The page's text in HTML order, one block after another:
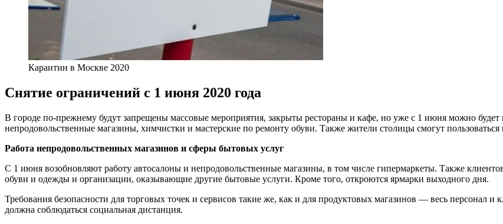
Карантин в Москве 2020
Снятие ограничений с 1 июня 2020 года
В городе по-прежнему будут запрещены массовые мероприятия, закрыты рестораны и кафе, но уже с 1 июня можно будет
непродовольственные магазины, химчистки и мастерские по ремонту обуви. Также жители столицы смогут пользоваться
Работа непродовольственных магазинов и сферы бытовых услуг
С 1 июня возобновляют работу автосалоны и непродовольственные магазины, в том числе гипермаркеты. Также
обуви и одежды и организации, оказывающие другие бытовые услуги. Кроме того, откроются ярмарки выходного дня.
Требования безопасности для торговых точек и сервисов такие же, как и для продуктовых магазинов — весь персонал
должна соблюдаться социальная дистанция.